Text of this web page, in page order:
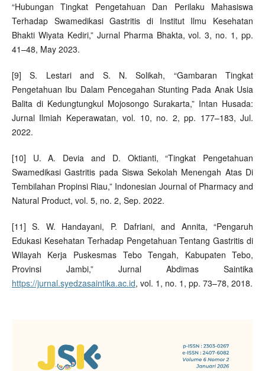
“Hubungan Tingkat Pengetahuan Dan Perilaku Mahasiswa
Terhadap Swamedikasi Gastritis di Institut Ilmu Kesehatan
Bhakti Wiyata Kediri,” Jurnal Pharma Bhakta, vol. 3, no. 1, pp.
41–48, May 2023.
[9] S. Lestari and S. N. Solikah, “Gambaran Tingkat
Pengetahuan Ibu Dalam Pencegahan Stunting Pada Anak Usia
Balita di Kedungtungkul Mojosongo Surakarta,” Intan Husada:
Jurnal Ilmiah Keperawatan, vol. 10, no. 2, pp. 177–183, Jul.
2022.
[10] U. A. Devia and D. Oktianti, “Tingkat Pengetahuan
Swamedikasi Gastritis pada Siswa Sekolah Menengah Atas Di
Tembilahan Propinsi Riau,” Indonesian Journal of Pharmacy and
Natural Product, vol. 5, no. 2, Sep. 2022.
[11] S. W. Handayani, P. Dafriani, and Annita, “Pengaruh
Edukasi Kesehatan Terhadap Pengetahuan Tentang Gastritis di
Wilayah Kerja Puskesmas Tebo Tengah, Kabupaten Tebo,
Provinsi Jambi,” Jurnal Abdimas Saintika
https://jurnal.syedzasaintika.ac.id, vol. 1, no. 1, pp. 73–78, 2018.